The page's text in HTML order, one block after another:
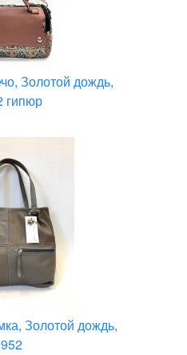
Золотой дождь,
гипюр
Золотой дождь,